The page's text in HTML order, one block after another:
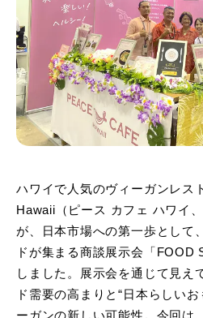
ハワイで人気のヴィーガンレス
Hawaii（ピース カフェ ハワイ
が、日本市場への第一歩として
ドが集まる商談展示会「FOOD
しました。展示会を通じて見え
ド需要の高まりと“日本らしい